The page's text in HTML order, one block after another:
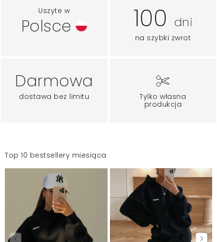
Uszyte w
Polsce 100 dni
na szybki zwrot
Darmowa
dostawa bez limitu
Tylko własna
produkcja
Top 10 bestsellery miesiąca